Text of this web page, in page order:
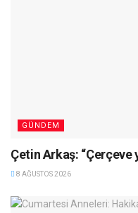
GÜNDEM
Çetin Arkaş: “Çerçeve
8 AĞUSTOS 2026